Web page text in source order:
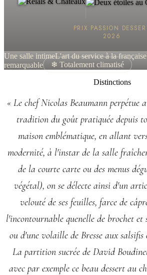
PRIX PASSION
2026
Une salle intimeL'art du service à la française
remarquable
❄ Totalement climatisé
Distinctions
« Le chef Nicolas Beaumann perpétue
tradition du goût pratiquée depuis
maison emblématique, en allant
modernité, à l'instar de la salle
de la courte carte ou des menus
végétal), on se délecte ainsi d'un
velouté de ses feuilles, farce de
l'incontournable quenelle de brochet et
ou d'une volaille de Bresse aux
La partition sucrée de David
avec par exemple ce beau dessert au